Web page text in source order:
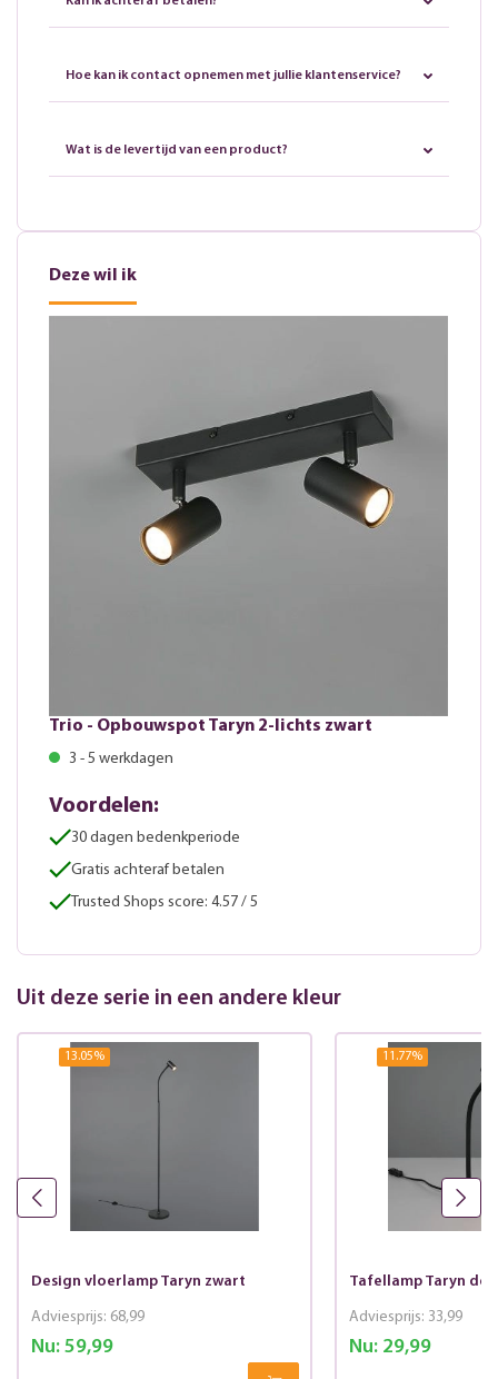
Hoe kan ik contact opnemen met jullie klantenservice?
Wat is de levertijd van een product?
Deze wil ik
Trio - Opbouwspot Taryn 2-lichts zwart
3 - 5 werkdagen
Voordelen:
30 dagen bedenkperiode
Gratis achteraf betalen
Trusted Shops score: 4.57 / 5
Uit deze serie in een andere kleur
13.05%
Design vloerlamp Taryn zwart
Nu:59,99
Adviesprijs: 68,99
11.77%
Tafellamp Taryn
Nu:29,99
Adviesprijs: 33,99